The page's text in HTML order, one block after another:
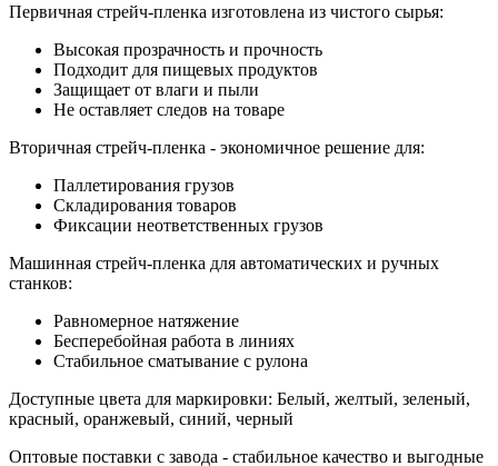
Первичная стрейч-пленка изготовлена из чистого сырья:
Высокая прозрачность и прочность
Подходит для пищевых продуктов
Защищает от влаги и пыли
Не оставляет следов на товаре
Вторичная стрейч-пленка - экономичное решение для:
Паллетирования грузов
Складирования товаров
Фиксации неответственных грузов
Машинная стрейч-пленка для автоматических и ручных
станков:
Равномерное натяжение
Бесперебойная работа в линиях
Стабильное сматывание с рулона
Доступные цвета для маркировки: Белый, желтый, зеленый,
красный, оранжевый, синий, черный
Оптовые поставки с завода - стабильное качество и выгодные